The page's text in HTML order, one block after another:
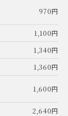
970円
1,100円
1,340円
1,360円
1,600円
2,640円